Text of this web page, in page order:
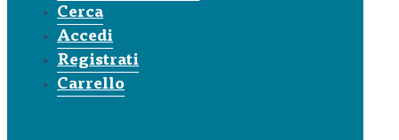
Cerca
Accedi
Registrati
Carrello